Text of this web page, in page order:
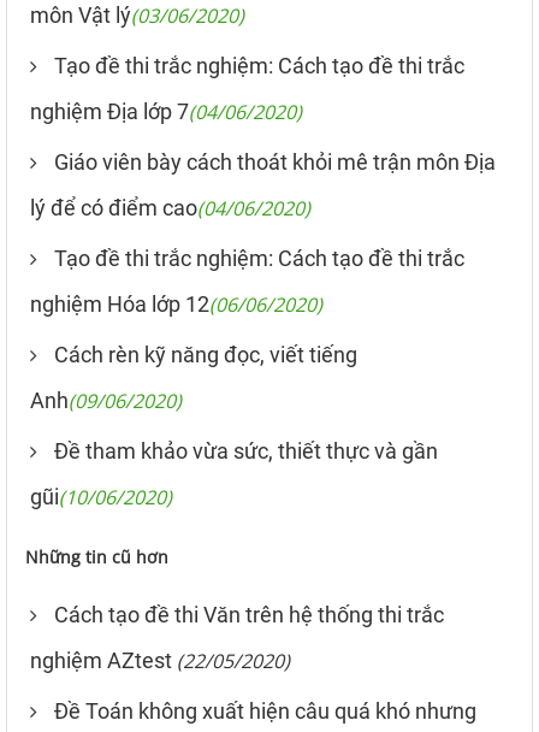
môn Vật lý(03/06/2020)
Tạo đề thi trắc nghiệm: Cách tạo đề thi trắc
nghiệm Địa lớp 7(04/06/2020)
Giáo viên bày cách thoát khỏi mê trận môn Địa
lý để có điểm cao(04/06/2020)
Tạo đề thi trắc nghiệm: Cách tạo đề thi trắc
nghiệm Hóa lớp 12(06/06/2020)
Cách rèn kỹ năng đọc, viết tiếng
Anh(09/06/2020)
Đề tham khảo vừa sức, thiết thực và gần
gũi(10/06/2020)
Những tin cũ hơn
Cách tạo đề thi Văn trên hệ thống thi trắc
nghiệm AZtest (22/05/2020)
Đề Toán không xuất hiện câu quá khó nhưng